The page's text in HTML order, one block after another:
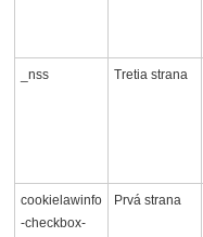
_nss Tretia strana
cookielawinfo
-checkbox-
Prvá strana